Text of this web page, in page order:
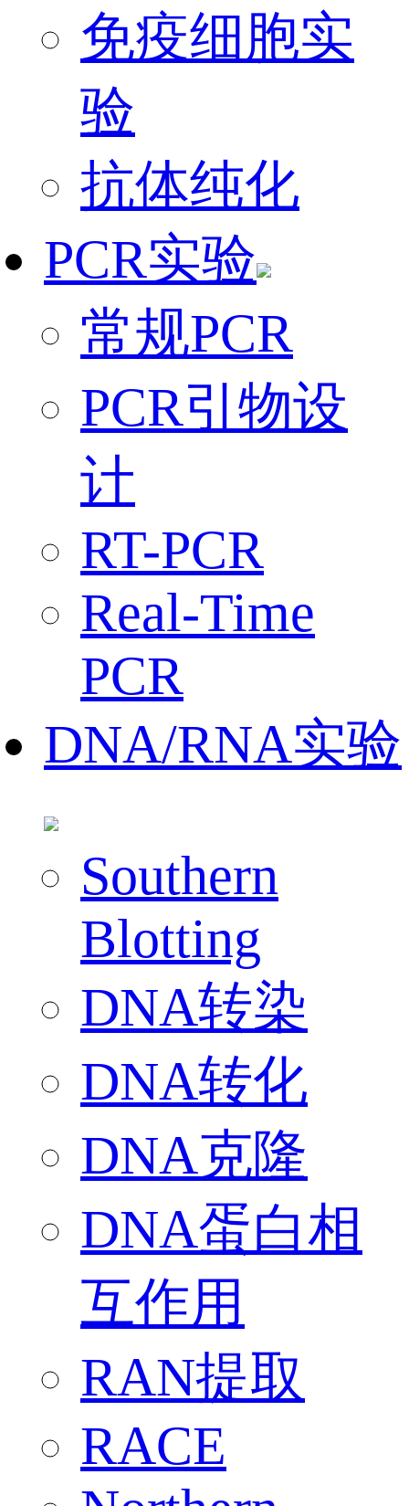
免疫细胞实
验
抗体纯化
PCR实验
常规PCR
PCR引物设
计
RT-PCR
Real-Time
PCR
DNA/RNA实验
Southern
Blotting
DNA转染
DNA转化
DNA克隆
DNA蛋白相
互作用
RAN提取
RACE